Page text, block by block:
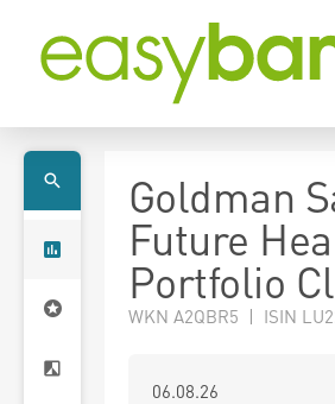
Goldman
Future
Portfolio
WKN A2QBR5 | ISIN
06.08.26